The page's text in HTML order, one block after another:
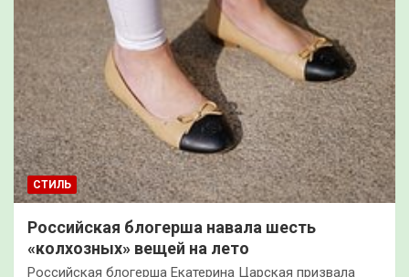
СТИЛЬ
Российская блогерша навала шесть
«колхозных» вещей на лето
Российская блогерша Екатерина Царская призвала